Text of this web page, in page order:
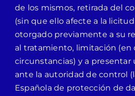
de los mismos, retirada del
(sin que ello afecte a la
otorgado previamente a su
al tratamiento, limitación (en
circunstancias) y a presentar
ante la autoridad de control
Española de protección de